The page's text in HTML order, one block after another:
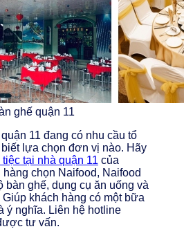
ghế quận 11
11 đang có nhu cầu tổ
lựa chọn đơn vị nào. Hãy
tại nhà quận 11 của
chọn Naifood, Naifood
bàn ghế, dụng cụ ăn uống và
khách hàng có một bữa
ý nghĩa. Liên hệ hotline
tư vấn.